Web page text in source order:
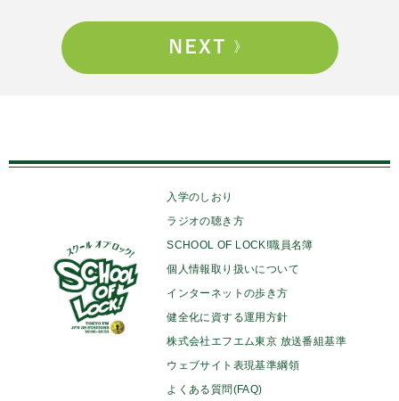
入学のしおり
ラジオの聴き方
SCHOOL OF LOCK!職員名簿
個人情報取り扱いについて
インターネットの歩き方
健全化に資する運用方針
株式会社エフエム東京 放送番組基準
ウェブサイト表現基準綱領
よくある質問(FAQ)